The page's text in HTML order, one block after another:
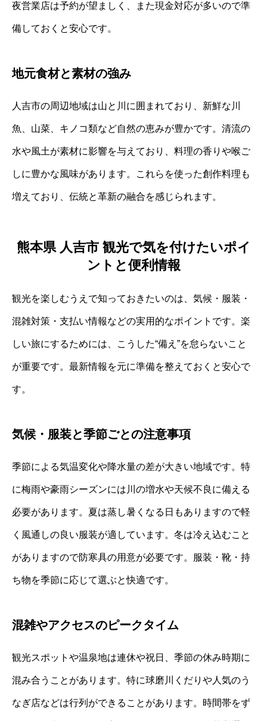
夜営業店は予約が望ましく、また現金対応が多いので準
備しておくと安心です。
地元食材と素材の強み
人吉市の周辺地域は山と川に囲まれており、新鮮な川
魚、山菜、キノコ類など自然の恵みが豊かです。清流の
水や風土が素材に影響を与えており、料理の香りや喉ご
しに豊かな風味があります。これらを使った創作料理も
増えており、伝統と革新の融合を感じられます。
熊本県 人吉市 観光で気を付けたいポイ
ントと便利情報
観光を楽しむうえで知っておきたいのは、気候・服装・
混雑対策・支払い情報などの実用的なポイントです。楽
しい旅にするためには、こうした“備え”を怠らないこと
が重要です。最新情報を元に準備を整えておくと安心で
す。
気候・服装と季節ごとの注意事項
季節による気温変化や降水量の差が大きい地域です。特
に梅雨や豪雨シーズンには川の増水や天候不良に備える
必要があります。夏は蒸し暑くなる日もありますので軽
く風通しの良い服装が適しています。冬は冷え込むこと
がありますので防寒具の用意が必要です。服装・靴・持
ち物を季節に応じて選ぶと快適です。
混雑やアクセスのピークタイム
観光スポットや温泉地は連休や祝日、季節の休み時期に
混み合うことがあります。特に球磨川くだりや人気のう
なぎ店などは行列ができることがあります。時間帯をず